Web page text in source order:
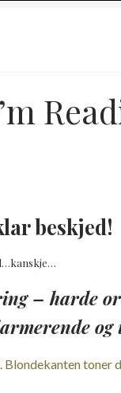
beskjed!
– harde
og
Blondekanten toner